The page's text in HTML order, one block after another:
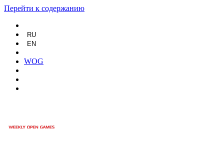
Перейти к содержанию
RU
EN
WOG